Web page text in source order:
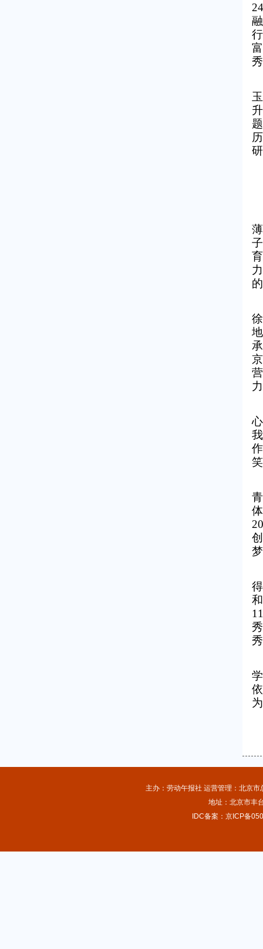
主办：劳动午报社 运营管理：北京
地址：北京市丰
IDC备案：京ICP备